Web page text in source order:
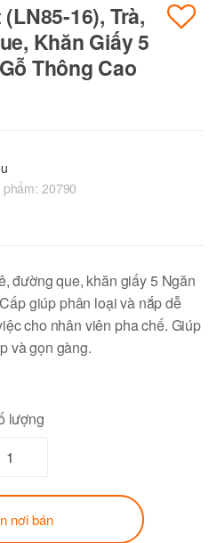
16), Trà,
Khăn Giấy 5
Thông Cao
20790
đường que, khăn giấy 5 Ngăn
giúp phân loại và nắp dễ
cho nhân viên pha chế. Giúp
và gọn gàng.
lượng
nơi bán